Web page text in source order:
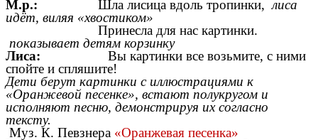
М.р.: Шла лисица вдоль тропинки,лиса
идёт, виляя «хвостиком»
Принесла для нас картинки.
показывает детям корзинку
Лиса: Вы картинки все возьмите, с ними
спойте и спляшите!
Дети берут картинки с иллюстрациями к
«Оранжевой песенке», встают полукругом и
исполняют песню, демонстрируя их согласно
тексту.
Муз. К. Певзнера «Оранжевая песенка»